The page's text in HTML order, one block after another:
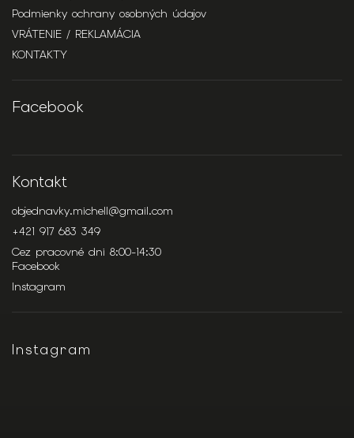
Podmienky ochrany osobných údajov
VRÁTENIE / REKLAMÁCIA
KONTAKTY
Facebook
Kontakt
objednavky.michell@gmail.com
+421 917 683 349
Cez pracovné dni 8:00-14:30
Facebook
Instagram
Instagram